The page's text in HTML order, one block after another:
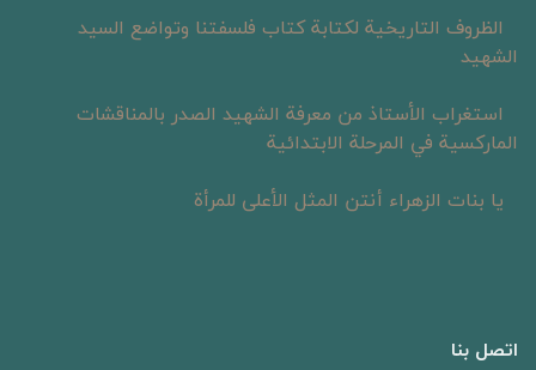
الظروف التاريخية لكتابة كتاب فلسفتنا وتواضع السيد
الشهيد
استغراب الأستاذ من معرفة الشهيد الصدر بالمناقشات
الماركسية في المرحلة الابتدائية
یا بنات الزهراء أنتن المثل الأعلى للمرأة
اتصل بنا